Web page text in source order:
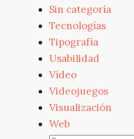
Sin categoría
Tecnologías
Tipografía
Usabilidad
Vídeo
Videojuegos
Visualización
Web